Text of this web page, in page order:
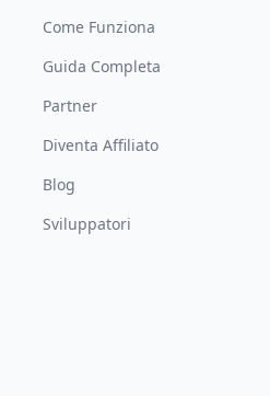
Come Funziona
Guida Completa
Partner
Diventa Affiliato
Blog
Sviluppatori